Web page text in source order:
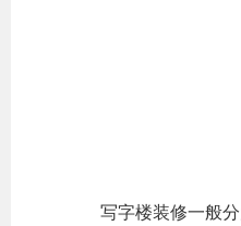
写字楼装修一般分